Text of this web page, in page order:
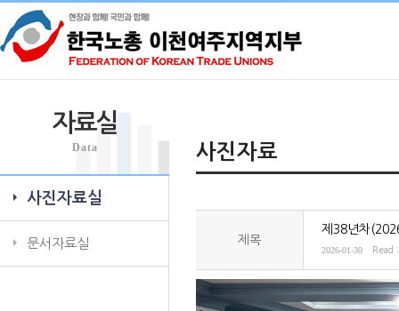
자료실
Data
사진자료실
문서자료실
사진자료
제목
제38년차
2026-01-30 Read